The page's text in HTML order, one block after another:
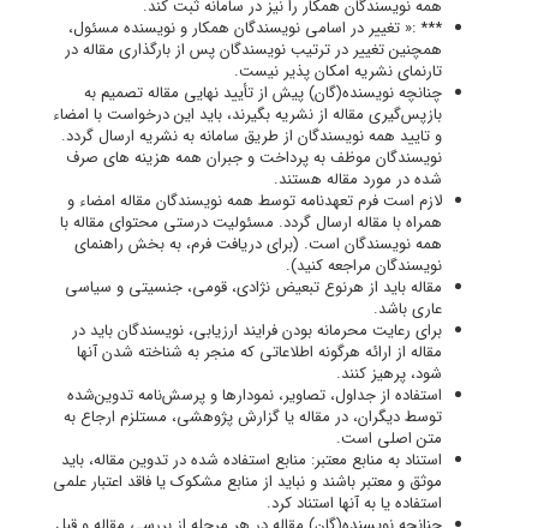
همه نویسندگان همکار را نیز در سامانه ثبت کند.
*** :« تغییر در اسامی نویسندگان همکار و نویسنده مسئول،
همچنین تغییر در ترتیب نویسندگان پس از بارگذاری مقاله در
تارنمای نشریه امکان پذیر نیست.
چنانچه نویسنده(گان) پیش از تأیید نهایی مقاله تصمیم به
بازپس‌گیری مقاله از نشریه بگیرند، باید این درخواست با امضاء
و تایید همه نویسندگان از طریق سامانه به نشریه ارسال گردد.
نویسندگان موظف به پرداخت و جبران همه هزینه های صرف
شده در مورد مقاله هستند.
لازم است فرم تعهدنامه توسط همه نویسندگان مقاله امضاء و
همراه با مقاله ارسال گردد. مسئولیت درستی محتوای مقاله با
همه نویسندگان است. (برای دریافت فرم، به بخش راهنمای
نویسندگان مراجعه کنید).
مقاله باید از هرنوع تبعیض نژادی، قومی، جنسیتی و سیاسی
عاری باشد.
برای رعایت محرمانه بودن فرایند ارزیابی، نویسندگان باید در
مقاله از ارائه هرگونه اطلاعاتی که منجر به شناخته شدن آنها
شود، پرهیز کنند.
استفاده از جداول، تصاویر، نمودارها و پرسش‌نامه تدوین‌شده
توسط دیگران، در مقاله یا گزارش پژوهشی، مستلزم ارجاع به
متن اصلی است.
استناد به منابع معتبر: منابع استفاده شده در تدوین مقاله، باید
موثق و معتبر باشند و نباید از منابع مشکوک یا فاقد اعتبار علمی
استفاده یا به آنها استناد کرد.